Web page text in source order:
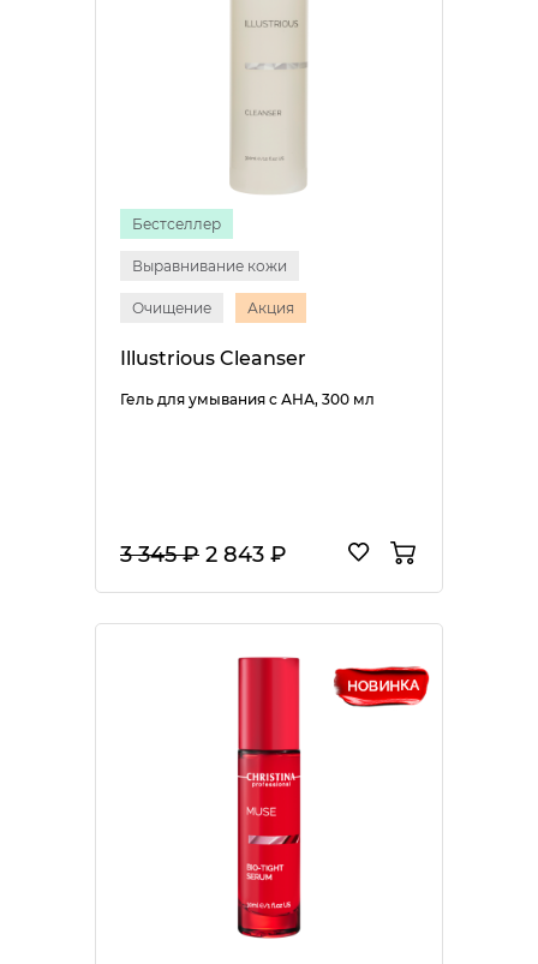
Бестселлер
Выравнивание кожи
Очищение Акция
Illustrious Cleanser
Гель для умывания с АНА, 300 мл
3 345 ₽ 2 843 ₽